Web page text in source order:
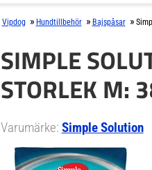
Vipdog » Hundtillbehör » Bajspåsar »
SIMPLE
STORLEK M:
Varumärke: Simple Solution